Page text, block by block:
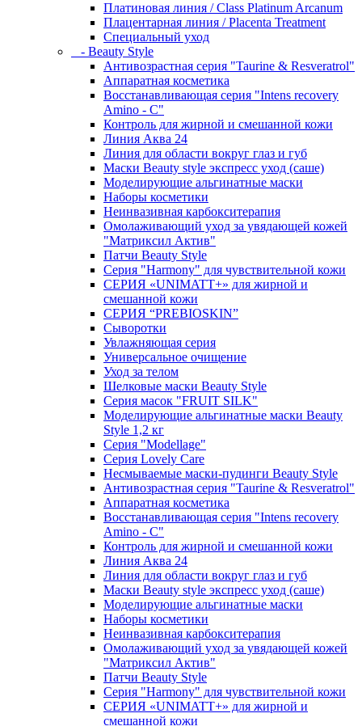
Платиновая линия / Class Platinum Arcanum
Плацентарная линия / Placenta Treatment
Специальный уход
- Beauty Style
Антивозрастная серия "Taurine & Resveratrol"
Аппаратная косметика
Восстанавливающая серия "Intens recovery
Amino - C"
Контроль для жирной и смешанной кожи
Линия Аква 24
Линия для области вокруг глаз и губ
Маски Beauty style экспресс уход (саше)
Моделирующие альгинатные маски
Наборы косметики
Неинвазивная карбокситерапия
Омолаживающий уход за увядающей кожей
"Матриксил Актив"
Патчи Beauty Style
Серия "Harmony" для чувствительной кожи
СЕРИЯ «UNIMATT+» для жирной и
смешанной кожи
СЕРИЯ “PREBIOSKIN”
Сыворотки
Увлажняющая серия
Универсальное очищение
Уход за телом
Шелковые маски Beauty Style
Серия масок "FRUIT SILK"
Моделирующие альгинатные маски Beauty
Style 1,2 кг
Серия "Modellage"
Cерия Lovely Care
Несмываемые маски-пудинги Beauty Style
Антивозрастная серия "Taurine & Resveratrol"
Аппаратная косметика
Восстанавливающая серия "Intens recovery
Amino - C"
Контроль для жирной и смешанной кожи
Линия Аква 24
Линия для области вокруг глаз и губ
Маски Beauty style экспресс уход (саше)
Моделирующие альгинатные маски
Наборы косметики
Неинвазивная карбокситерапия
Омолаживающий уход за увядающей кожей
"Матриксил Актив"
Патчи Beauty Style
Серия "Harmony" для чувствительной кожи
СЕРИЯ «UNIMATT+» для жирной и
смешанной кожи